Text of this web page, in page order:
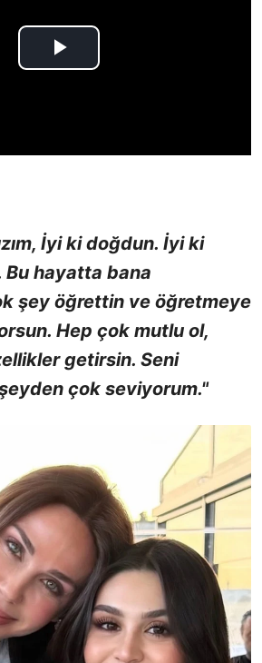
İyi ki doğdun. İyi ki
Bu hayatta bana
şey öğrettin ve öğretmeye
Hep çok mutlu ol,
getirsin. Seni
çok seviyorum."